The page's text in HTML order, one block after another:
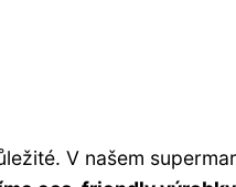
V našem